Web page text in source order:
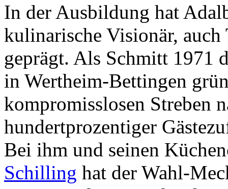
In der Ausbildung hat
kulinarische Visionär,
geprägt. Als Schmitt 1971
in Wertheim-Bettingen
kompromisslosen Streben
hundertprozentiger
Bei ihm und seinen
Schilling hat der Wahl-